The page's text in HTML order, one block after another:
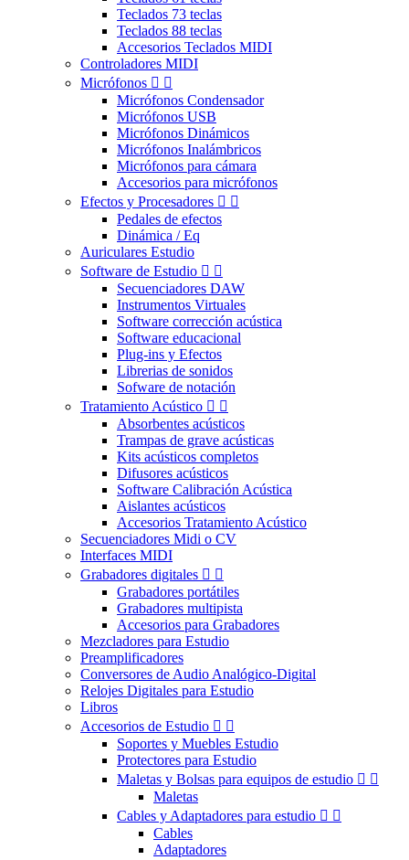
Teclados 73 teclas
Teclados 88 teclas
Accesorios Teclados MIDI
Controladores MIDI
Micrófonos  
Micrófonos Condensador
Micrófonos USB
Micrófonos Dinámicos
Micrófonos Inalámbricos
Micrófonos para cámara
Accesorios para micrófonos
Efectos y Procesadores  
Pedales de efectos
Dinámica / Eq
Auriculares Estudio
Software de Estudio  
Secuenciadores DAW
Instrumentos Virtuales
Software corrección acústica
Software educacional
Plug-ins y Efectos
Librerias de sonidos
Sofware de notación
Tratamiento Acústico  
Absorbentes acústicos
Trampas de grave acústicas
Kits acústicos completos
Difusores acústicos
Software Calibración Acústica
Aislantes acústicos
Accesorios Tratamiento Acústico
Secuenciadores Midi o CV
Interfaces MIDI
Grabadores digitales  
Grabadores portátiles
Grabadores multipista
Accesorios para Grabadores
Mezcladores para Estudio
Preamplificadores
Conversores de Audio Analógico-Digital
Relojes Digitales para Estudio
Libros
Accesorios de Estudio  
Soportes y Muebles Estudio
Protectores para Estudio
Maletas y Bolsas para equipos de estudio  
Maletas
Cables y Adaptadores para estudio  
Cables
Adaptadores